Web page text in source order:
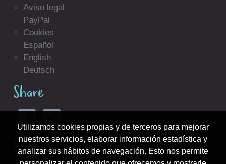
Aviso legal
PayPal
Cookies
Español
English
Deutsch
Share
Contacta
Utilizamos cookies propias y de terceros para mejorar
nuestros servicios, elaborar información estadística y
analizar sus hábitos de navegación. Esto nos permite